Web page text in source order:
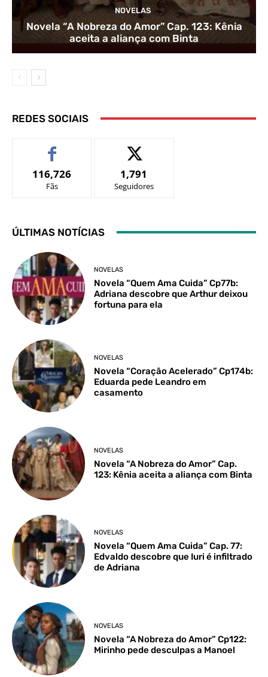
NOVELAS
Novela “A Nobreza do Amor” Cap. 123: Kênia
aceita a aliança com Binta
REDES SOCIAIS
116,726
Fãs
1,791
Seguidores
ÚLTIMAS NOTÍCIAS
NOVELAS
Novela “Quem Ama Cuida” Cp77b:
Adriana descobre que Arthur deixou
fortuna para ela
NOVELAS
Novela “Coração Acelerado” Cp174b:
Eduarda pede Leandro em
casamento
NOVELAS
Novela “A Nobreza do Amor” Cap.
123: Kênia aceita a aliança com Binta
NOVELAS
Novela “Quem Ama Cuida” Cap. 77:
Edvaldo descobre que Iuri é infiltrado
de Adriana
NOVELAS
Novela “A Nobreza do Amor” Cp122:
Mirinho pede desculpas a Manoel